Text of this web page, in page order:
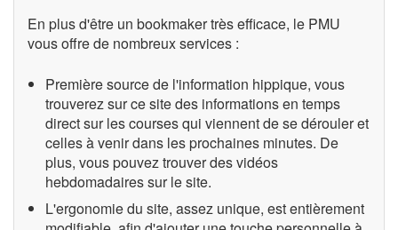
En plus d'être un bookmaker très efficace, le PMU
vous offre de nombreux services :
Première source de l'information hippique, vous
trouverez sur ce site des informations en temps
direct sur les courses qui viennent de se dérouler et
celles à venir dans les prochaines minutes. De
plus, vous pouvez trouver des vidéos
hebdomadaires sur le site.
L'ergonomie du site, assez unique, est entièrement